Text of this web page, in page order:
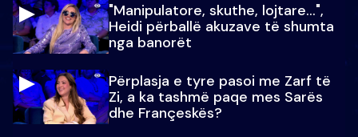
"Manipulatore, skuthe, lojtare...",
Heidi përballë akuzave të shumta
nga banorët
Përplasja e tyre pasoi me Zarf të
Zi, a ka tashmë paqe mes Sarës
dhe Françeskës?